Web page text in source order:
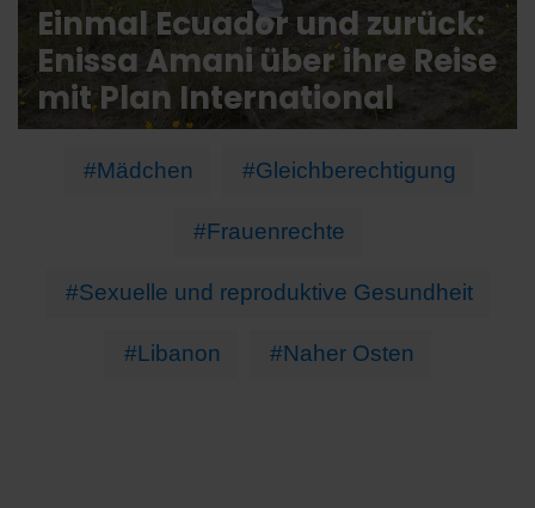
Einmal Ecuador und zurück:
Enissa Amani über ihre Reise
mit Plan International
#Mädchen #Gleichberechtigung
#Frauenrechte
#Sexuelle und reproduktive Gesundheit
#Libanon #Naher Osten